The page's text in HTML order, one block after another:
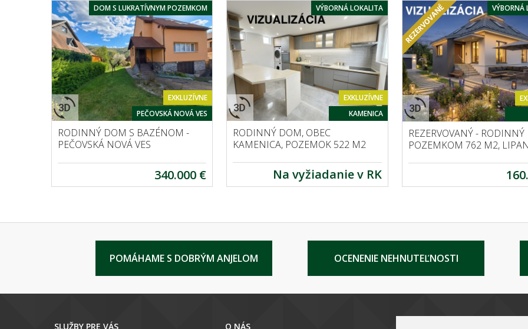
DOM S LUKRATÍVNYM POZEMKOM
EXKLUZÍVNE
PEČOVSKÁ NOVÁ VES
RODINNÝ DOM S BAZÉNOM -
PEČOVSKÁ NOVÁ VES
340.000 €
VÝBORNÁ LOKALITA
EXKLUZÍVNE
KAMENICA
RODINNÝ DOM, OBEC
KAMENICA, POZEMOK 522 M2
Na vyžiadanie v RK
VÝBORNÁ
REZERVOVANÝ -
POZEMKOM 762 M2,
POMÁHAME S DOBRÝM ANJELOM OCENENIE NEHNUTEĽNOSTI
SLUŽBY PRE VÁS O NÁS